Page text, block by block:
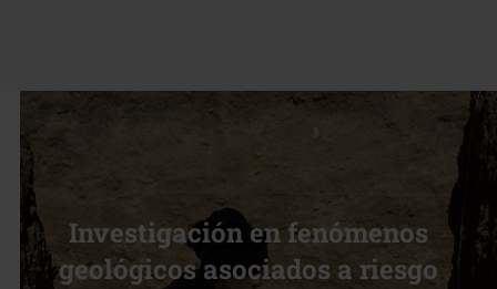
Investigación en fenómenos
geológicos asociados a riesgo